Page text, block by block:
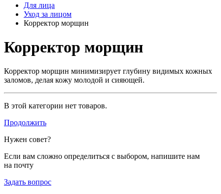
Для лица
Уход за лицом
Корректор морщин
Корректор морщин
Корректор морщин минимизирует глубину видимых кожных
заломов, делая кожу молодой и сияющей.
В этой категории нет товаров.
Продолжить
Нужен совет?
Если вам сложно определиться с выбором, напишите нам
на почту
Задать вопрос